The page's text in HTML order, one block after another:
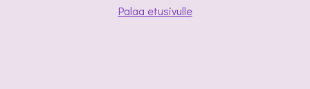
Palaa etusivulle